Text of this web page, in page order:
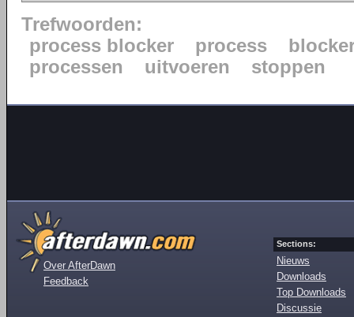
Trefwoorden:
process blocker
process
processen
uitvoeren stoppen
Over AfterDawn
Feedback
Sections:
Nieuws
Downloads
Top Downloads
Discussie